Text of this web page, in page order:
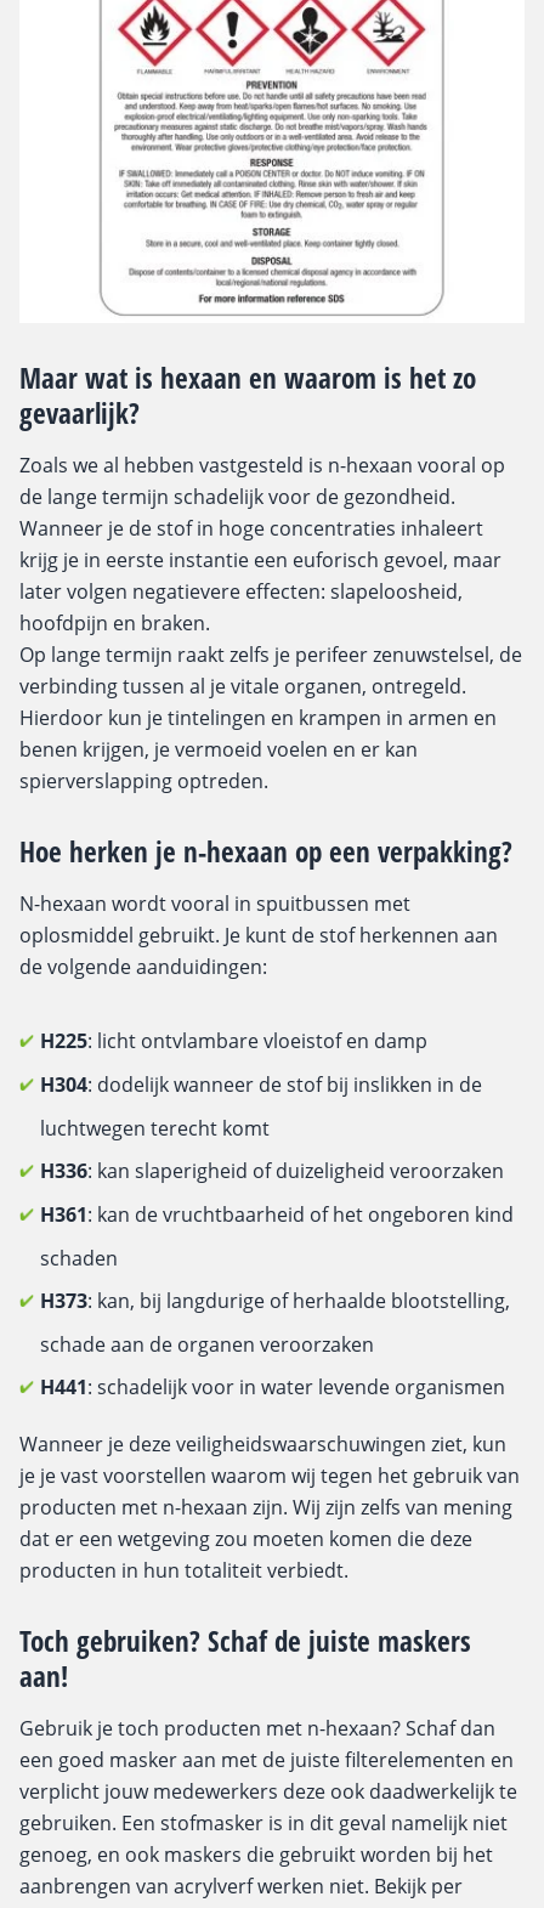
Maar wat is hexaan en waarom is het zo
gevaarlijk?
Zoals we al hebben vastgesteld is n-hexaan vooral op
de lange termijn schadelijk voor de gezondheid.
Wanneer je de stof in hoge concentraties inhaleert
krijg je in eerste instantie een euforisch gevoel, maar
later volgen negatievere effecten: slapeloosheid,
hoofdpijn en braken.
Op lange termijn raakt zelfs je perifeer zenuwstelsel, de
verbinding tussen al je vitale organen, ontregeld.
Hierdoor kun je tintelingen en krampen in armen en
benen krijgen, je vermoeid voelen en er kan
spierverslapping optreden.
Hoe herken je n-hexaan op een verpakking?
N-hexaan wordt vooral in spuitbussen met
oplosmiddel gebruikt. Je kunt de stof herkennen aan
de volgende aanduidingen:
H225: licht ontvlambare vloeistof en damp
H304: dodelijk wanneer de stof bij inslikken in de
luchtwegen terecht komt
H336: kan slaperigheid of duizeligheid veroorzaken
H361: kan de vruchtbaarheid of het ongeboren kind
schaden
H373: kan, bij langdurige of herhaalde blootstelling,
schade aan de organen veroorzaken
H441: schadelijk voor in water levende organismen
Wanneer je deze veiligheidswaarschuwingen ziet, kun
je je vast voorstellen waarom wij tegen het gebruik van
producten met n-hexaan zijn. Wij zijn zelfs van mening
dat er een wetgeving zou moeten komen die deze
producten in hun totaliteit verbiedt.
Toch gebruiken? Schaf de juiste maskers
aan!
Gebruik je toch producten met n-hexaan? Schaf dan
een goed masker aan met de juiste filterelementen en
verplicht jouw medewerkers deze ook daadwerkelijk te
gebruiken. Een stofmasker is in dit geval namelijk niet
genoeg, en ook maskers die gebruikt worden bij het
aanbrengen van acrylverf werken niet. Bekijk per